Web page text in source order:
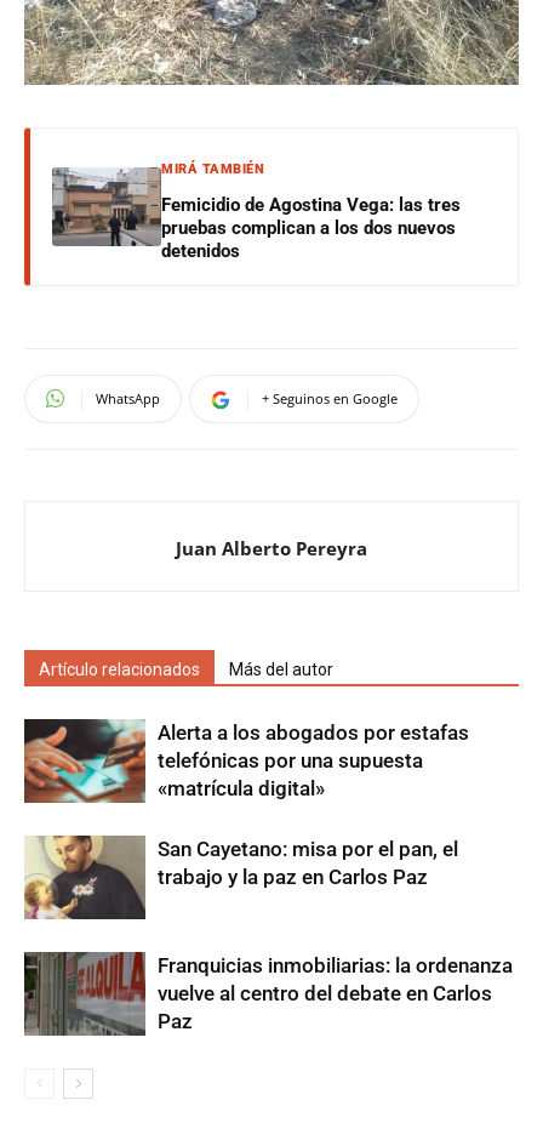
MIRÁ TAMBIÉN
Femicidio de Agostina Vega: las tres
pruebas complican a los dos nuevos
detenidos
WhatsApp + Seguinos en Google
Juan Alberto Pereyra
Artículo relacionados Más del autor
Alerta a los abogados por estafas
telefónicas por una supuesta
«matrícula digital»
San Cayetano: misa por el pan, el
trabajo y la paz en Carlos Paz
Franquicias inmobiliarias: la ordenanza
vuelve al centro del debate en Carlos
Paz